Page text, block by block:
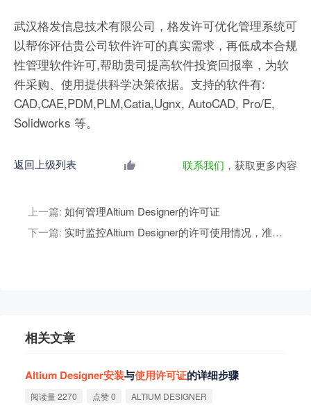
武汉格发信息技术有限公司，格发许可优化管理系统可
以帮你评估贵公司软件许可的真实需求，再低成本合规
性管理软件许可,帮助贵司提高软件投资回报率，为软
件采购、使用提供科学决策依据。支持的软件有:
CAD,CAE,PDM,PLM,Catia,Ugnx, AutoCAD, Pro/E,
Solidworks 等。
返回上级列表 联系我们 ，获取更多内容
上一篇: 如何管理Altium Designer的许可证
下一篇:
实时监控Altium Designer的许可使用情况，准确评估真实需求
相关文章
Altium Designer安装与使用许可证的详细步骤
阅读量 2270 点赞 0 ALTIUM DESIGNER